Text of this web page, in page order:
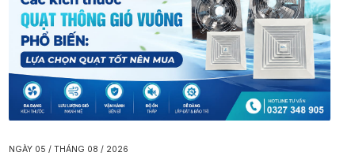
NGÀY 05 / THÁNG 08 / 2026